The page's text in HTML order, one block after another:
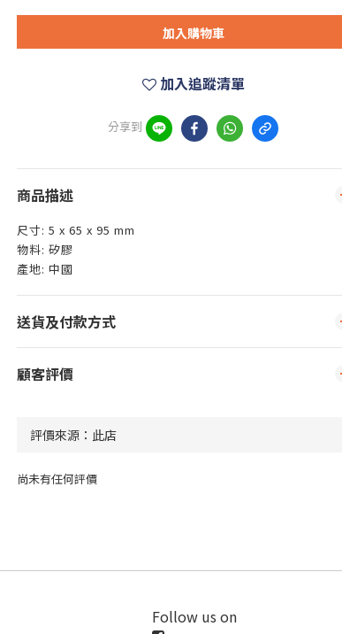
加入購物車
加入追蹤清單
分享到
商品描述
尺寸: 5 x 65 x 95 mm
物料: 矽膠
產地: 中國
送貨及付款方式
顧客評價
尚未有任何評價
Follow us on